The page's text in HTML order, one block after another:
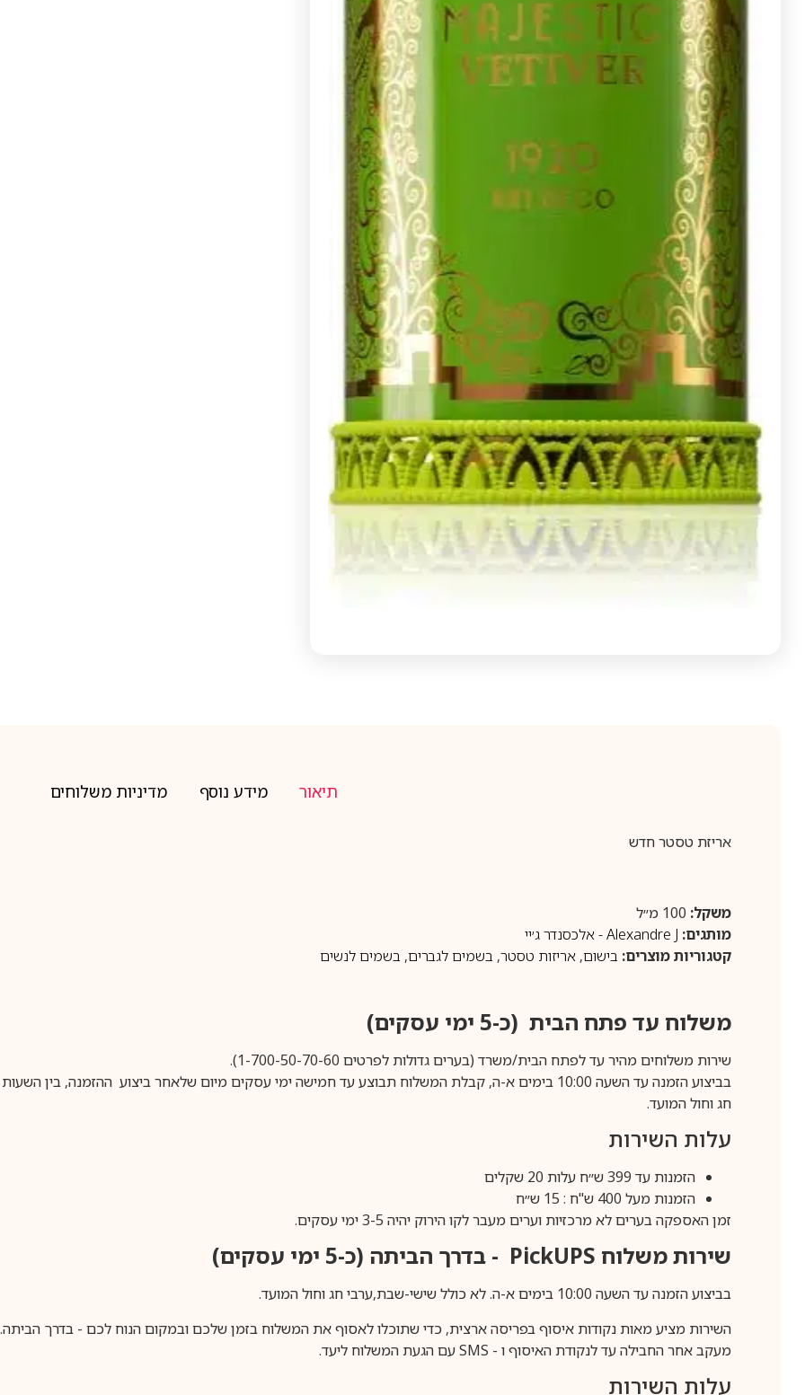
תיאור מידע נוסף מדיניות משלוחים
אריזת טסטר חדש
משקל:
מותגים: Alexandre J - אלכסנדר ג׳יי
קטגוריות מוצרים: בישום, אריזות טסטר, בשמים לגברים, בשמים לנשים
משלוח עד פתח הבית (כ-5 ימי עסקים)
שירות משלוחים מהיר עד לפתח הבית/משרד (בערים גדולות לפרטים 1-700-50-70-60).
חג וחול המועד.
עלות השירות
הזמנות עד 399 ש״ח עלות 20 שקלים
הזמנות מעל 400 ש"ח : 15 ש״ח
זמן האספקה בערים לא מרכזיות וערים מעבר לקו הירוק יהיה 3-5 ימי עסקים.
שירות משלוח PickUPS - בדרך הביתה (כ-5 ימי עסקים)
בביצוע הזמנה עד השעה 10:00 בימים א-ה. לא כולל שישי-שבת,ערבי חג וחול המועד.
השירות מציע מאות נקודות איסוף בפריסה ארצית, כדי שתוכלו לאסוף את המשלוח בזמן שלכם ובמקום הנוח לכם - בדרך הביתה.
מעקב אחר החבילה עד לנקודת האיסוף ו - SMSעם הגעת המשלוח ליעד.
עלות השירות